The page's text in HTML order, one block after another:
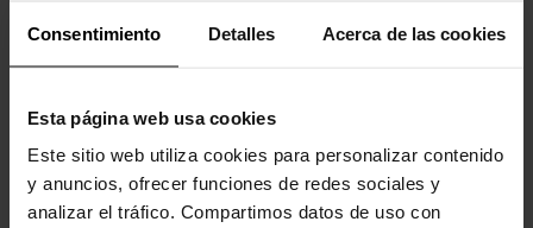
Consentimiento Detalles Acerca de las cookies
Esta página web usa cookies
Este sitio web utiliza cookies para personalizar contenido
y anuncios, ofrecer funciones de redes sociales y
analizar el tráfico. Compartimos datos de uso con
Conejo Huggitz
9,99 € 7,99 € 4,99 € 3,99 €